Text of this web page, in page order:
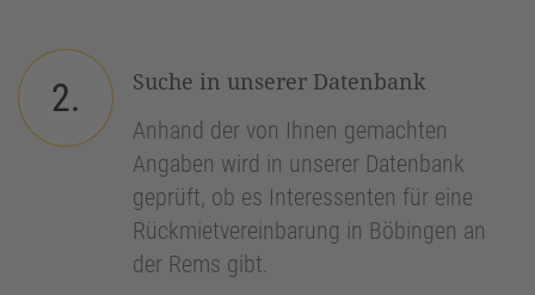
2.
Suche in unserer Datenbank
Anhand der von Ihnen gemachten
Angaben wird in unserer Datenbank
geprüft, ob es Interessenten für eine
Rückmietvereinbarung in Böbingen an
der Rems gibt.